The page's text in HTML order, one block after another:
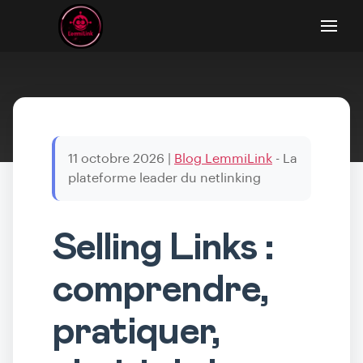
11 octobre 2026 Blog LemmiLink - La
plateforme leader du netlinking
Selling Links :
comprendre,
pratiquer,